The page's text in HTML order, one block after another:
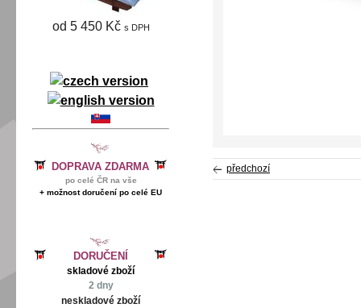
předchozí
od 5 450 Kč s DPH
DOPRAVA ZDARMA
po celé ČR na vše
+ možnost doručení po celé EU
DORUČENÍ
skladové zboží
2 dny
neskladové zboží